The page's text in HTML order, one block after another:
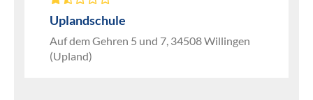
Uplandschule
Auf dem Gehren 5 und 7, 34508 Willingen
(Upland)